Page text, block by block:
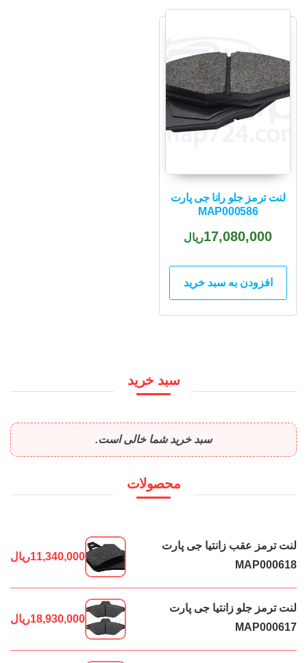
لنت ترمز جلو رانا جی پارت
MAP000586
17,080,000ریال
افزودن به سبد خرید
سبد خرید
سبد خرید شما خالی است.
محصولات
لنت ترمز عقب زانتیا جی پارت
MAP000618
11,340,000ریال
لنت ترمز جلو زانتیا جی پارت
MAP000617
18,930,000ریال